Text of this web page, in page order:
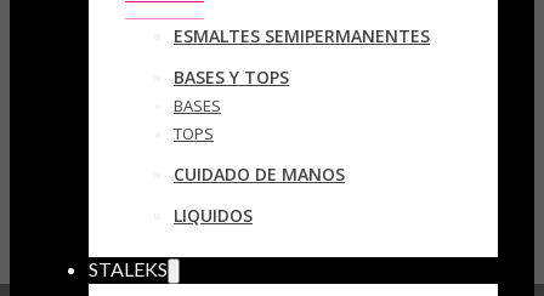
ESMALTES SEMIPERMANENTES
BASES Y TOPS
BASES
TOPS
CUIDADO DE MANOS
LIQUIDOS
STALEKS